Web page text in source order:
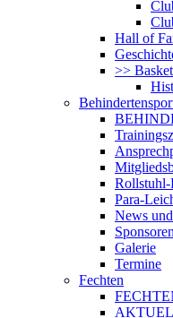
Hall of
>>
Para-
News
Sponsoren
Galerie
Termine
Fechten